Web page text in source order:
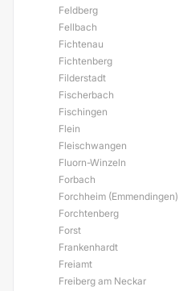
Feldberg
Fellbach
Fichtenau
Fichtenberg
Filderstadt
Fischerbach
Fischingen
Flein
Fleischwangen
Fluorn-Winzeln
Forbach
Forchheim (Emmendingen)
Forchtenberg
Forst
Frankenhardt
Freiamt
Freiberg am Neckar